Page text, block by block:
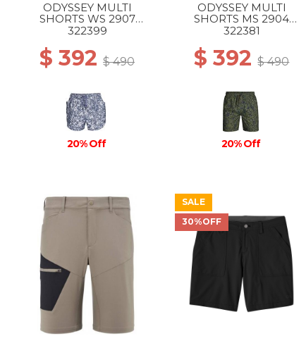
ODYSSEY MULTI
SHORTS WS 2907
SUMMIT ATOMS
322399
$ 392$ 490
20% Off
ODYSSEY MULTI
SHORTS MS 2904
WILLOW ATOMS
322381
$ 392$ 490
20% Off
SALE
30%OFF